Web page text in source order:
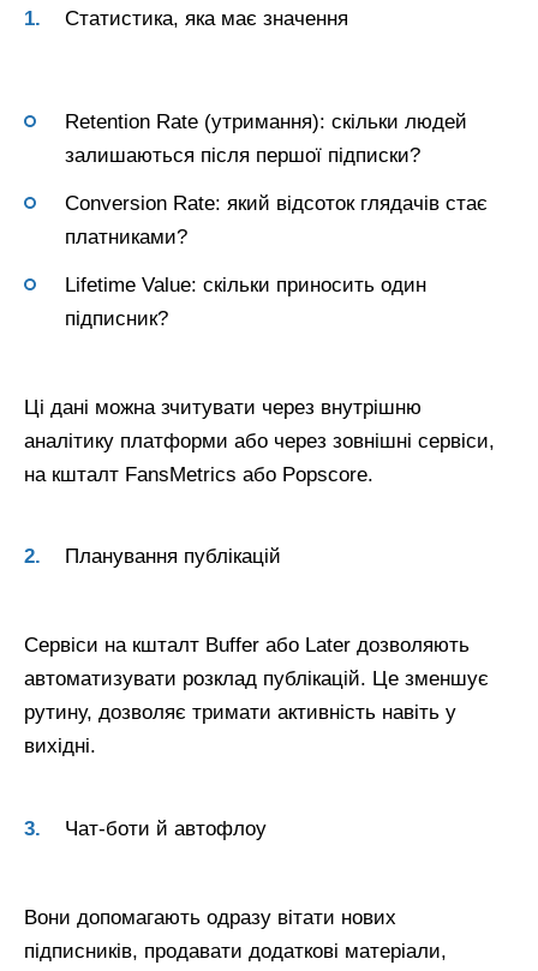
Статистика, яка має значення
Retention Rate (утримання): скільки людей
залишаються після першої підписки?
Conversion Rate: який відсоток глядачів стає
платниками?
Lifetime Value: скільки приносить один
підписник?
Ці дані можна зчитувати через внутрішню
аналітику платформи або через зовнішні сервіси,
на кшталт FansMetrics або Popscore.
Планування публікацій
Сервіси на кшталт Buffer або Later дозволяють
автоматизувати розклад публікацій. Це зменшує
рутину, дозволяє тримати активність навіть у
вихідні.
Чат-боти й автофлоу
Вони допомагають одразу вітати нових
підписників, продавати додаткові матеріали,